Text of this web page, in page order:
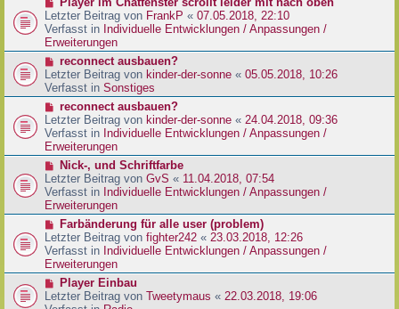
r
a
g
r
B
e
i
r
a
g
e
u
e
r
B
e
i
r
a
g
Letzter Beitrag von FrankP « 07.05.2018, 22:10
Verfasst in Individuelle Entwicklungen / Anpassungen /
Erweiterungen
N
e
u
e
r
B
e
i
r
a
g
reconnect ausbauen?
Letzter Beitrag von kinder-der-sonne « 05.05.2018, 10:26
Verfasst in Sonstiges
N
e
u
e
r
B
e
i
t
a
g
reconnect ausbauen?
Letzter Beitrag von kinder-der-sonne « 24.04.2018, 09:36
Verfasst in Individuelle Entwicklungen / Anpassungen /
Erweiterungen
N
e
u
e
r
B
e
i
t
a
Nick-, und Schriftfarbe
Letzter Beitrag von GvS « 11.04.2018, 07:54
Verfasst in Individuelle Entwicklungen / Anpassungen /
Erweiterungen
N
e
u
e
r
B
e
Farbänderung für alle user (problem)
Letzter Beitrag von fighter242 « 23.03.2018, 12:26
Verfasst in Individuelle Entwicklungen / Anpassungen /
Erweiterungen
N
e
Player Einbau
Letzter Beitrag von Tweetymaus « 22.03.2018, 19:06